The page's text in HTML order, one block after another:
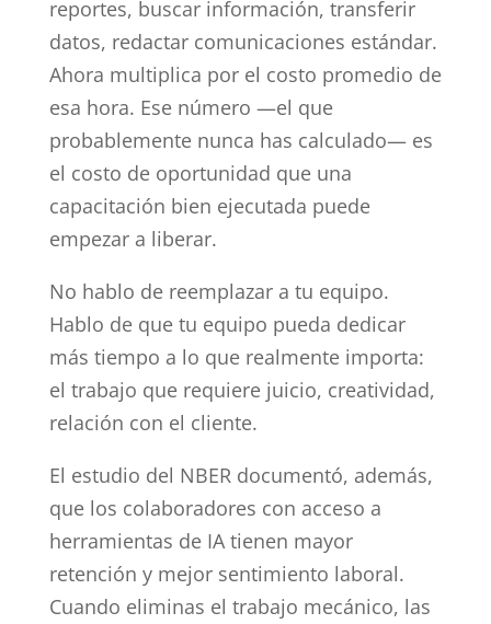
reportes, buscar información, transferir
datos, redactar comunicaciones estándar.
Ahora multiplica por el costo promedio de
esa hora. Ese número —el que
probablemente nunca has calculado— es
el costo de oportunidad que una
capacitación bien ejecutada puede
empezar a liberar.
No hablo de reemplazar a tu equipo.
Hablo de que tu equipo pueda dedicar
más tiempo a lo que realmente importa:
el trabajo que requiere juicio, creatividad,
relación con el cliente.
El estudio del NBER documentó, además,
que los colaboradores con acceso a
herramientas de IA tienen mayor
retención y mejor sentimiento laboral.
Cuando eliminas el trabajo mecánico, las